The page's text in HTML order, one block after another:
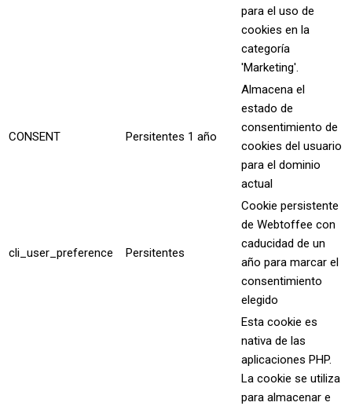
para el uso de
cookies en la
categoría
'Marketing'.
CONSENT Persitentes 1 año
Almacena el
estado de
consentimiento de
cookies del usuario
para el dominio
actual
cli_user_preference Persitentes
Cookie persistente
de Webtoffee con
caducidad de un
año para marcar el
consentimiento
elegido
Esta cookie es
nativa de las
aplicaciones PHP.
La cookie se utiliza
para almacenar e